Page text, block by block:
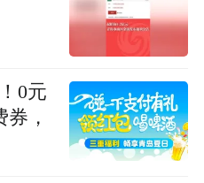
0元
，